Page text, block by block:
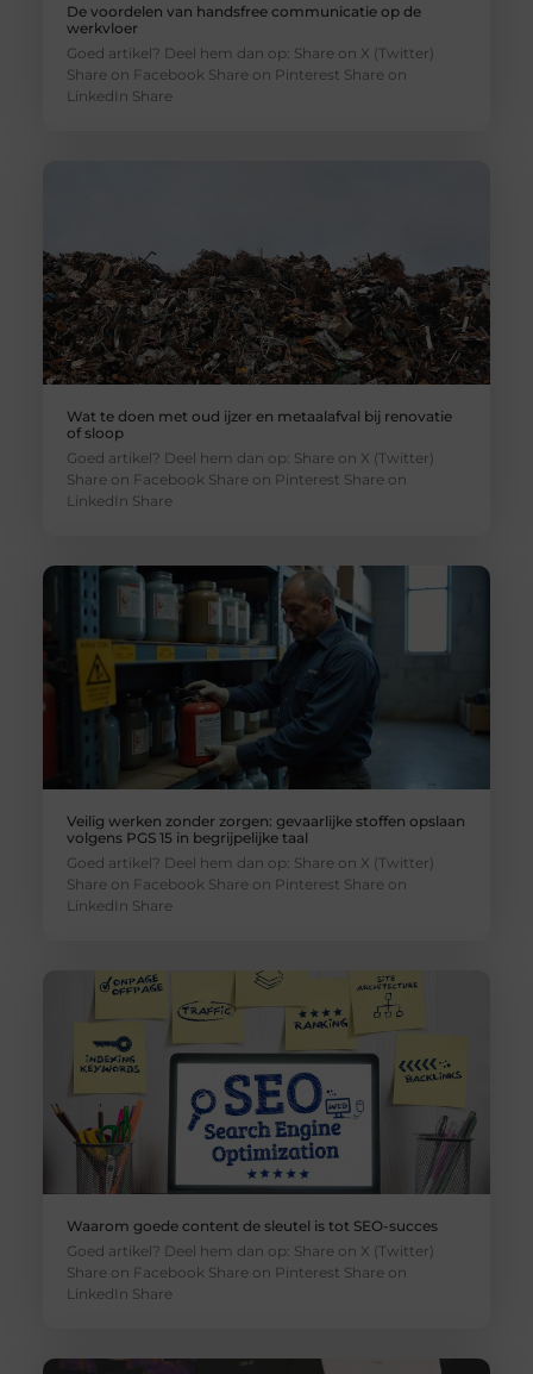
De voordelen van handsfree communicatie op de
werkvloer
Goed artikel? Deel hem dan op: Share on X (Twitter)
Share on Facebook Share on Pinterest Share on
LinkedIn Share
Wat te doen met oud ijzer en metaalafval bij renovatie
of sloop
Goed artikel? Deel hem dan op: Share on X (Twitter)
Share on Facebook Share on Pinterest Share on
LinkedIn Share
Veilig werken zonder zorgen: gevaarlijke stoffen opslaan
volgens PGS 15 in begrijpelijke taal
Goed artikel? Deel hem dan op: Share on X (Twitter)
Share on Facebook Share on Pinterest Share on
LinkedIn Share
Waarom goede content de sleutel is tot SEO-succes
Goed artikel? Deel hem dan op: Share on X (Twitter)
Share on Facebook Share on Pinterest Share on
LinkedIn Share